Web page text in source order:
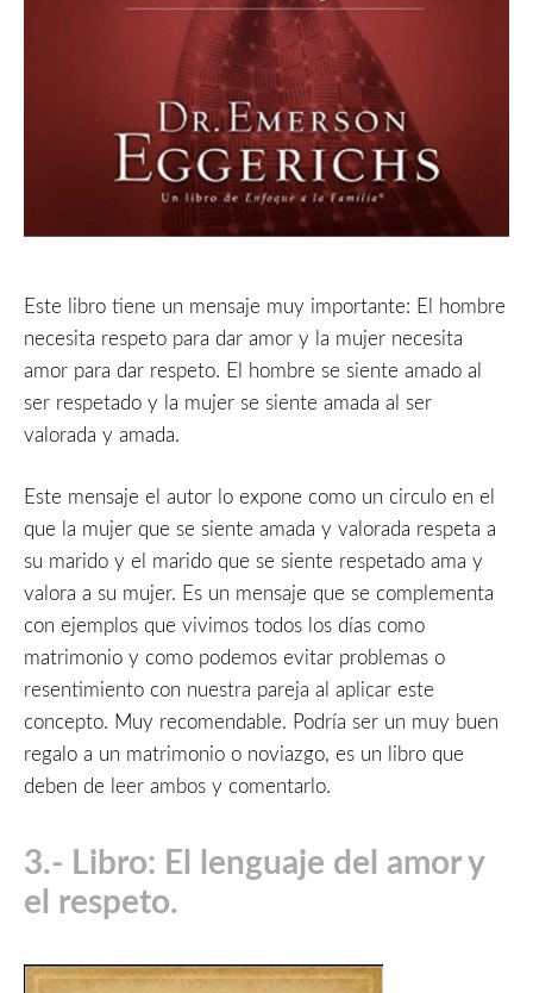
Este libro tiene un mensaje muy importante: El hombre
necesita respeto para dar amor y la mujer necesita
amor para dar respeto. El hombre se siente amado al
ser respetado y la mujer se siente amada al ser
valorada y amada.
Este mensaje el autor lo expone como un circulo en el
que la mujer que se siente amada y valorada respeta a
su marido y el marido que se siente respetado ama y
valora a su mujer. Es un mensaje que se complementa
con ejemplos que vivimos todos los días como
matrimonio y como podemos evitar problemas o
resentimiento con nuestra pareja al aplicar este
concepto. Muy recomendable. Podría ser un muy buen
regalo a un matrimonio o noviazgo, es un libro que
deben de leer ambos y comentarlo.
3.- Libro: El lenguaje del amor y
el respeto.